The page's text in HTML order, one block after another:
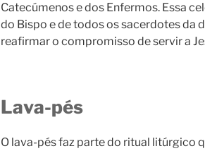
Catecúmenos e dos Enfermos. Essa
do Bispo e de todos os sacerdotes da
reafirmar o compromisso de servir a
Lava-pés
O lava-pés faz parte do ritual litúrgico